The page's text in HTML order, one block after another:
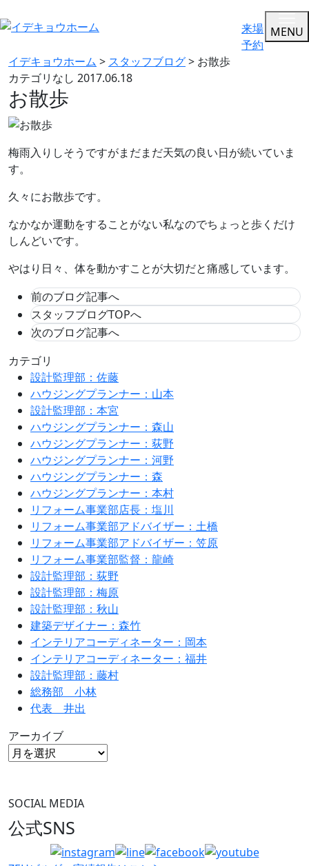
来場
予約
MENU
イデキョウホーム > スタッフブログ> お散歩
カテゴリなし 2017.06.18
お散歩
梅雨入りしそうですがまだまだ天気の良い日が続いていま
す。
久々にお散歩です。
なかなか運動をすることがない私なのでちょっと歩くだけ
しんどいです。
やはり日々、体を動かすことが大切だと痛感しています。
前のブログ記事へ
スタッフブログTOPへ
次のブログ記事へ
カテゴリ
設計監理部：佐藤
ハウジングプランナー：山本
設計監理部：本宮
ハウジングプランナー：森山
ハウジングプランナー：荻野
ハウジングプランナー：河野
ハウジングプランナー：森
ハウジングプランナー：本村
リフォーム事業部店長：塩川
リフォーム事業部アドバイザー：土橋
リフォーム事業部アドバイザー：笠原
リフォーム事業部監督：龍崎
設計監理部：荻野
設計監理部：梅原
設計監理部：秋山
建築デザイナー：森竹
インテリアコーディネーター：岡本
インテリアコーディネーター：福井
設計監理部：藤村
総務部 小林
代表 井出
アーカイブ
SOCIAL MEDIA
公式SNS